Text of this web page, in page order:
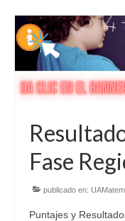
Fase
publicado en:
Puntajes y